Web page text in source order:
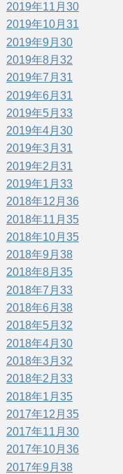
2019年11月 30
2019年10月 31
2019年9月 30
2019年8月 32
2019年7月 31
2019年6月 31
2019年5月 33
2019年4月 30
2019年3月 31
2019年2月 31
2019年1月 33
2018年12月 36
2018年11月 35
2018年10月 35
2018年9月 38
2018年8月 35
2018年7月 33
2018年6月 38
2018年5月 32
2018年4月 30
2018年3月 32
2018年2月 33
2018年1月 35
2017年12月 35
2017年11月 30
2017年10月 36
2017年9月 38